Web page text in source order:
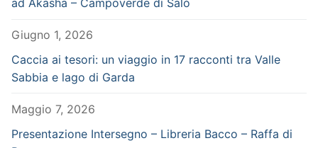
ad Akasha – Campoverde di Salò
Giugno 1, 2026
Caccia ai tesori: un viaggio in 17 racconti tra Valle
Sabbia e lago di Garda
Maggio 7, 2026
Presentazione Intersegno – Libreria Bacco – Raffa di